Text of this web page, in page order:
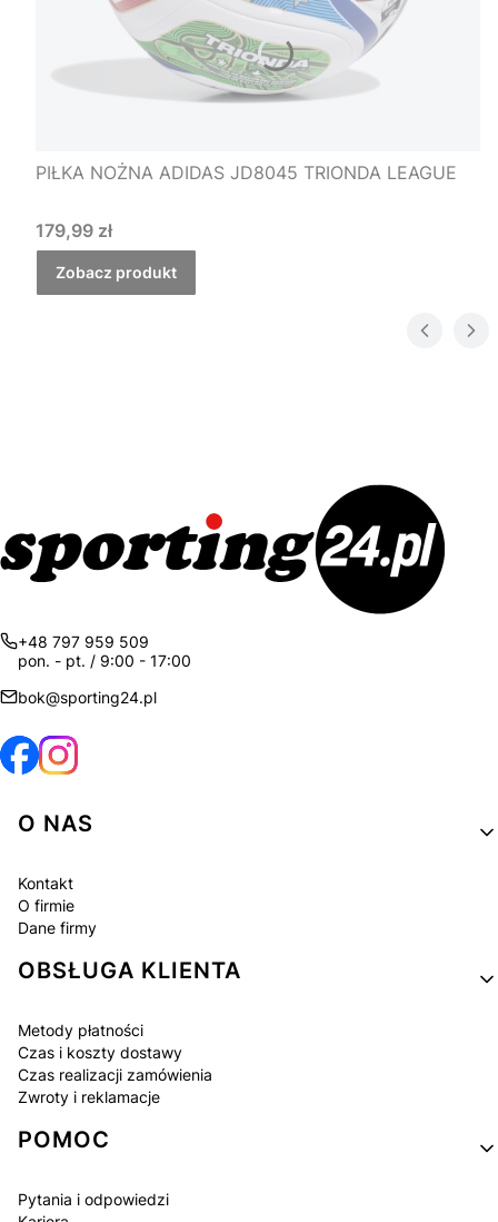
PIŁKA NOŻNA ADIDAS JD8045 TRIONDA LEAGUE
Cena
179,99 zł
Zobacz produkt
+48 797 959 509
pon. - pt. / 9:00 - 17:00
bok@sporting24.pl
Linki w stopce
O NAS
Kontakt
O firmie
Dane firmy
OBSŁUGA KLIENTA
Metody płatności
Czas i koszty dostawy
Czas realizacji zamówienia
Zwroty i reklamacje
POMOC
Pytania i odpowiedzi